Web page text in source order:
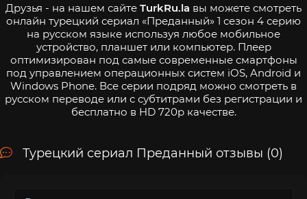
Друзья - на нашем сайте TurkRu.la вы можете смотреть
онлайн турецкий сериал «Преданный» 1 сезон 4 серию
на русском языке используя любое мобильное
устройство, планшет или компьютер. Плеер
оптимизирован под самые современные смартфоны
под управлением операционных систем iOS, Android и
Windows Phone. Все серии подряд можно смотреть в
русском переводе или с субтитрами без регистрации и
бесплатно в HD 720p качестве.
Турецкий сериал Преданный отзывы (0)